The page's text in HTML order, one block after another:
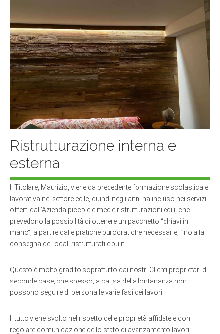
Ristrutturazione interna e
esterna
Il Titolare, Maurizio, viene da precedente formazione scolastica e
lavorativa nel settore edile, quindi negli anni ha incluso nei servizi
offerti dall’Azienda piccole e medie ristrutturazioni edili, che
prevedono la possibilità di ottenere un pacchetto “chiavi in
mano”, a partire dalle pratiche burocratiche necessarie, fino alla
consegna dei locali ristrutturati e puliti.
Questo è molto gradito soprattutto dai nostri Clienti proprietari di
seconde case, che spesso, a causa della lontananza non
possono seguire di persona le varie fasi dei lavori.
Il tutto viene svolto nel rispetto delle proprietà affidate e con
regolare comunicazione dello stato di avanzamento lavori,